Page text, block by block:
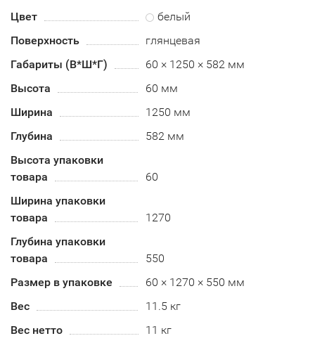
Цвет
белый
Поверхность
глянцевая
Габариты (В*Ш*Г)
60 × 1250 × 582 мм
Высота
60 мм
Ширина
1250 мм
Глубина
582 мм
Высота упаковки
товара
60
Ширина упаковки
товара
1270
Глубина упаковки
товара
550
Размер в упаковке
60 × 1270 × 550 мм
Вес
11.5 кг
Вес нетто
11 кг